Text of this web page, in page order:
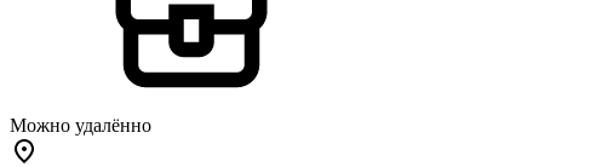
Можно удалённо